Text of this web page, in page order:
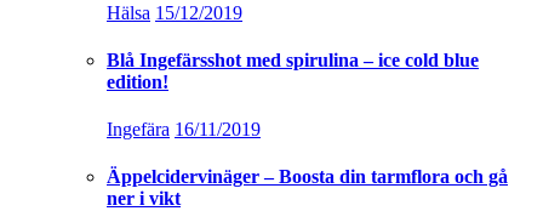
Hälsa 15/12/2019
Blå Ingefärsshot med spirulina – ice cold blue
edition!
Ingefära 16/11/2019
Äppelcidervinäger – Boosta din tarmflora och gå
ner i vikt